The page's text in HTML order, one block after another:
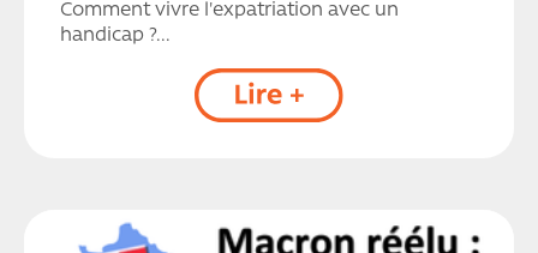
Comment vivre l'expatriation avec un
handicap ?...